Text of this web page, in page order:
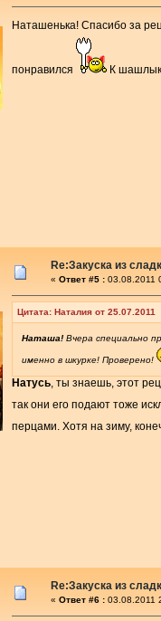
Наташенька! Спасибо за
понравился К
Re:Закуска из
« Ответ #5 : 03.08.2011
Цитата: Наталия от
Наташа! Вчера специально
именно в шкурке! Проверено!
Натусь, ты знаешь, этот
так они его подают тоже
перцами. Хотя на зиму,
Re:Закуска из
« Ответ #6 : 03.08.2011